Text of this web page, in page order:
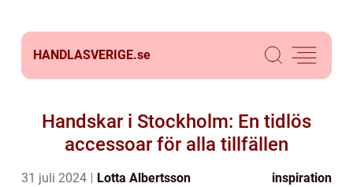
HANDLASVERIGE.se
Handskar i Stockholm: En tidlös
accessoar för alla tillfällen
31 juli 2024 Lotta Albertsson inspiration